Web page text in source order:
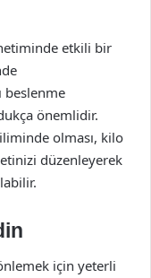
etkili bir
beslenme
önemlidir.
olması, kilo
düzenleyerek
için yeterli